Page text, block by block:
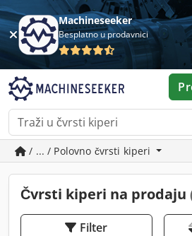
Machineseeker
Besplatno u prodavnici
/ ... / Polovno čvrsti kiperi
Čvrsti kiperi na prodaju
Filter